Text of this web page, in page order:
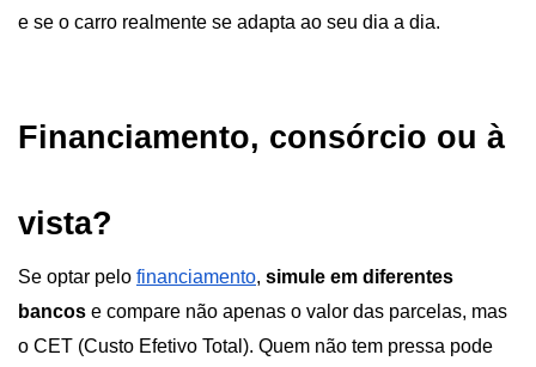
e se o carro realmente se adapta ao seu dia a dia.
Financiamento, consórcio ou à
vista?
Se optar pelo financiamento, simule em diferentes
bancos e compare não apenas o valor das parcelas, mas
o CET (Custo Efetivo Total). Quem não tem pressa pode